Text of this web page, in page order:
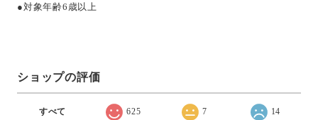
●対象年齢6歳以上
ショップの評価
すべて 625 7 14